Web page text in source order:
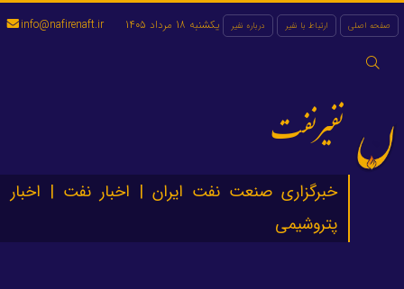
صفحه اصلی ارتباط با نفیر درباره نفیر
جستجو
یکشنبه 18 مرداد 1405 info@nafirenaft.ir
نفیرنفت
خبرگزاری صنعت نفت ایران | اخبار نفت | اخبار
پتروشیمی